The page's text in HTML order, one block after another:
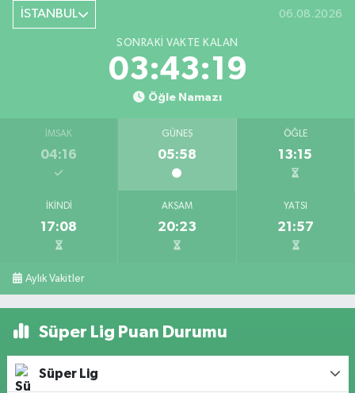
İSTANBUL 06.08.2026
SONRAKI VAKTE KALAN
03:43:18
Öğle Namazı
İMSAK
04:16
GÜNEŞ
05:58
ÖĞLE
13:15
İKINDI
17:08
AKŞAM
20:23
YATSI
21:57
Aylık Vakitler
Süper Lig Puan Durumu
Süper Lig